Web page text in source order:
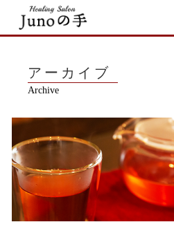
アーカイブ
Archive